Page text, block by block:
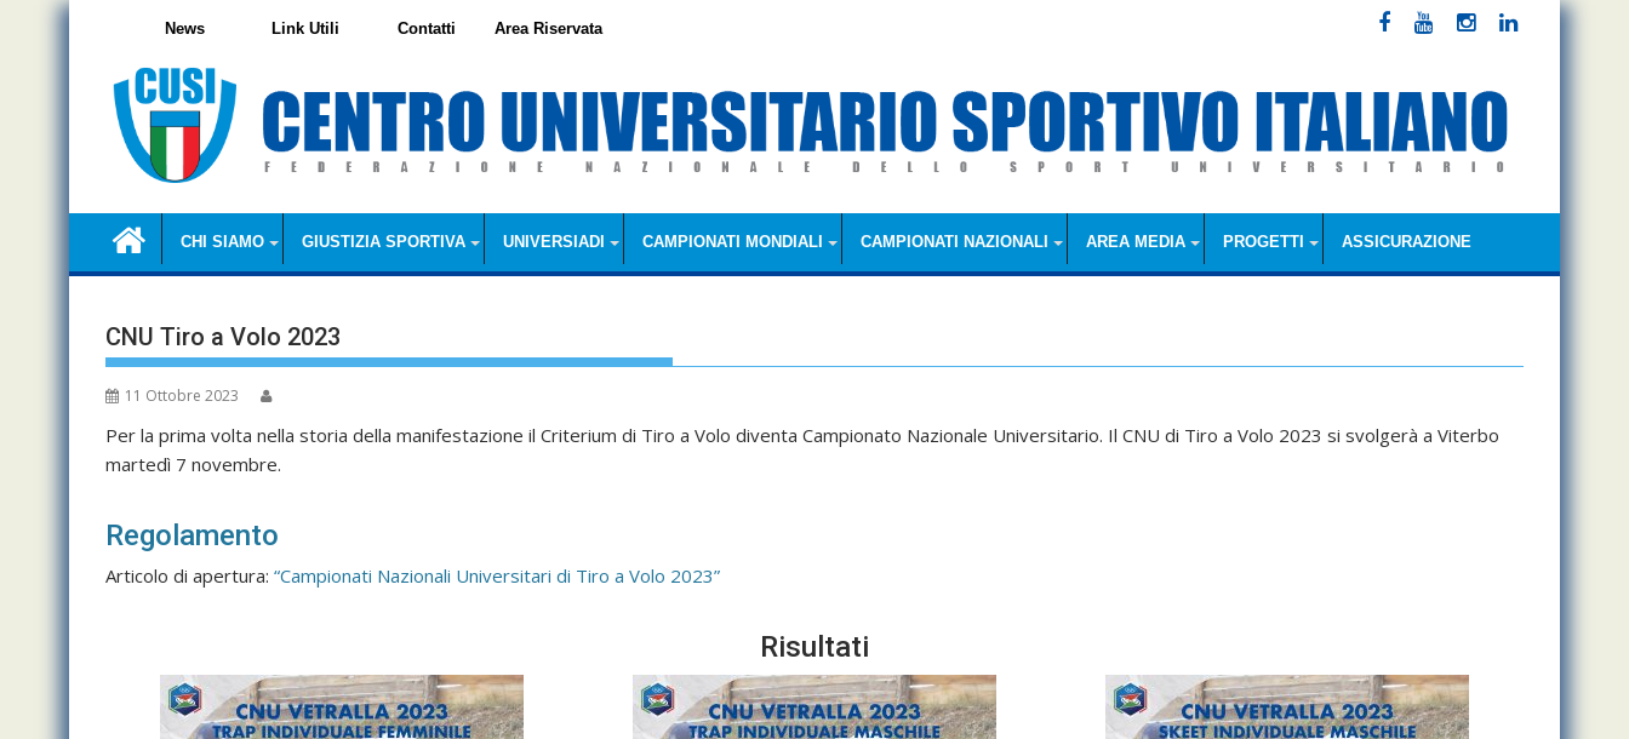
Skip
CHI SIAMO GIUSTIZIA SPORTIVA UNIVERSIADI CAMPIONATI MONDIALI CAMPIONATI NAZIONALI AREA MEDIA PROGETTI ASSICURAZIONE
News Link Utili Contatti Area Riservata
CNU Tiro a Volo 2023
11 Ottobre 2023
Per la prima volta nella storia della manifestazione il Criterium di Tiro a Volo diventa Campionato Nazionale Universitario. Il CNU di Tiro a Volo 2023 si svolgerà a Viterbo
martedì 7 novembre.
Regolamento
Articolo di apertura: “Campionati Nazionali Universitari di Tiro a Volo 2023”
Risultati